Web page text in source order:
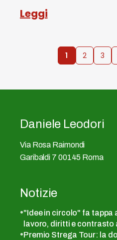
Leggi
1 2 3
Daniele Leodori
Via Rosa Raimondi
Garibaldi 7 00145 Roma
Notizie
"Idee in circolo" fa tappa
lavoro, diritti e
Premio Strega Tour: la